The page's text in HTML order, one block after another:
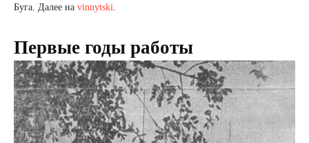
Буга. Далее на vinnytski.
Первые годы работы